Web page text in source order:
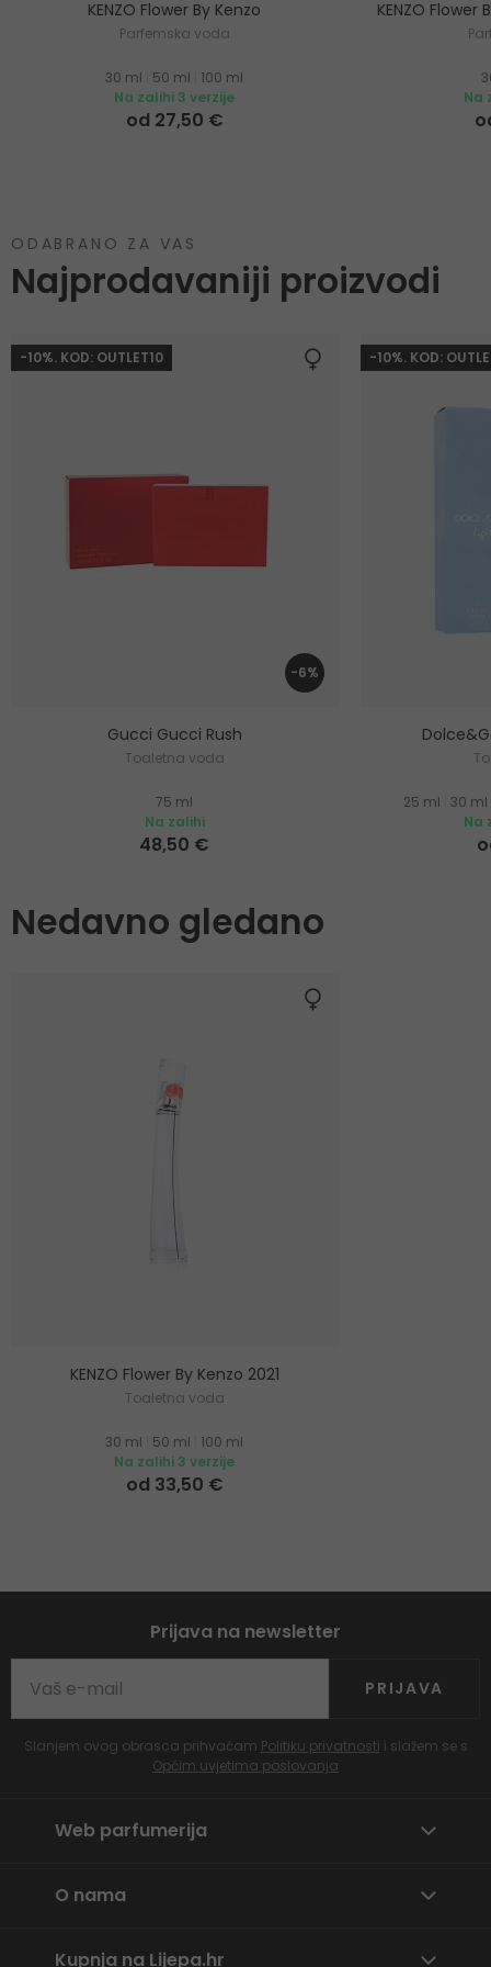
KENZO Flower By Kenzo
Parfemska voda
30 ml 50 ml
100 ml
Na zalihi 3 verzije
od 27,50 €
KENZO Flower
Na
ODABRANO ZA VAS
Najprodavaniji proizvodi
-10%. KOD: OUTLET10
-6%
Gucci Gucci Rush
Toaletna voda
75 ml
Na zalihi
48,50 €
-10%. KOD:
25 ml 30 ml
Na
Nedavno gledano
KENZO Flower By Kenzo 2021
Toaletna voda
30 ml 50 ml
100 ml
Na zalihi 3 verzije
od 33,50 €
Prijava na newsletter
PRIJAVA
Slanjem ovog obrasca prihvaćam Politiku privatnosti i slažem se s
Općim uvjetima poslovanja
Web parfumerija
O nama
Kupnja na Lijepa.hr